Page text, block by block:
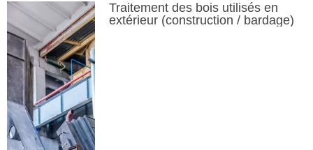
Traitement des bois utilisés en
extérieur (construction / bardage)